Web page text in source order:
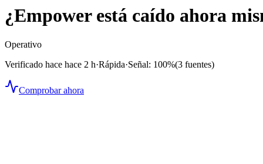
¿Empower está caído ahora
Operativo
Verificado hace hace 2 h·Rápida·Señal: 100%(3 fuentes)
Comprobar ahora